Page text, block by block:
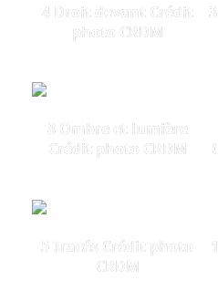
4 Droit devant Crédit
photo CRDM
8 Ombre et lumière
Crédit photo CRDM
5 Tracés Crédit photo
CRDM